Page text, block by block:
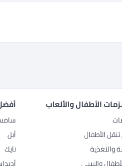
الأطفال والألعاب
الأطفال
والتغذية
والبيبي
أبل
نايك